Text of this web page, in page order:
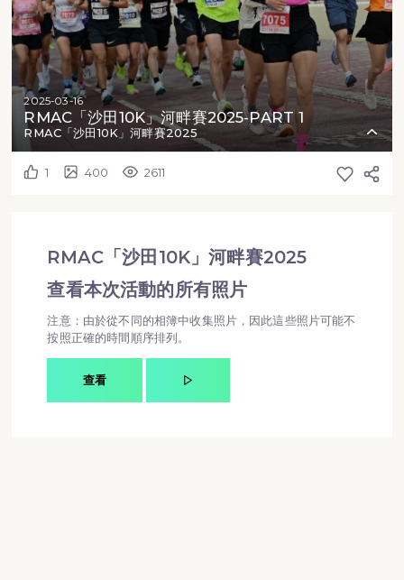
2025-03-16
RMAC「沙田10K」河畔賽2025-PART 1
RMAC「沙田10K」河畔賽2025
1 400 2611
RMAC「沙田10K」河畔賽2025
查看本次活動的所有照片
注意：由於從不同的相簿中收集照片，因此這些照片可能不
按照正確的時間順序排列。
查看